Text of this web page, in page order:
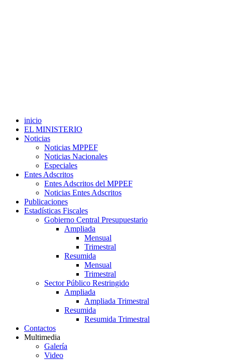
inicio
EL MINISTERIO
Noticias
Noticias MPPEF
Noticias Nacionales
Especiales
Entes Adscritos
Entes Adscritos del MPPEF
Noticias Entes Adscritos
Publicaciones
Estadísticas Fiscales
Gobierno Central Presupuestario
Ampliada
Mensual
Trimestral
Resumida
Mensual
Trimestral
Sector Público Restringido
Ampliada
Ampliada Trimestral
Resumida
Resumida Trimestral
Contactos
Multimedia
Galería
Video